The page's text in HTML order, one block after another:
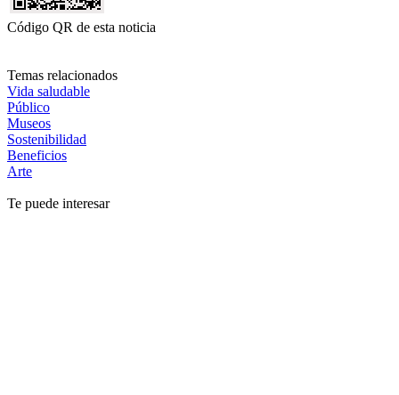
Código QR de esta noticia
Temas relacionados
Vida saludable
Público
Museos
Sostenibilidad
Beneficios
Arte
Te puede interesar